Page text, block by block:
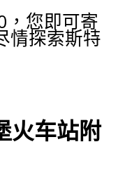
，您即可寄
情探索斯特
火车站附